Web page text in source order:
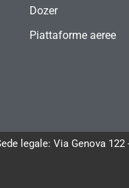
Dozer
Piattaforme aeree
legale: Via Genova 122